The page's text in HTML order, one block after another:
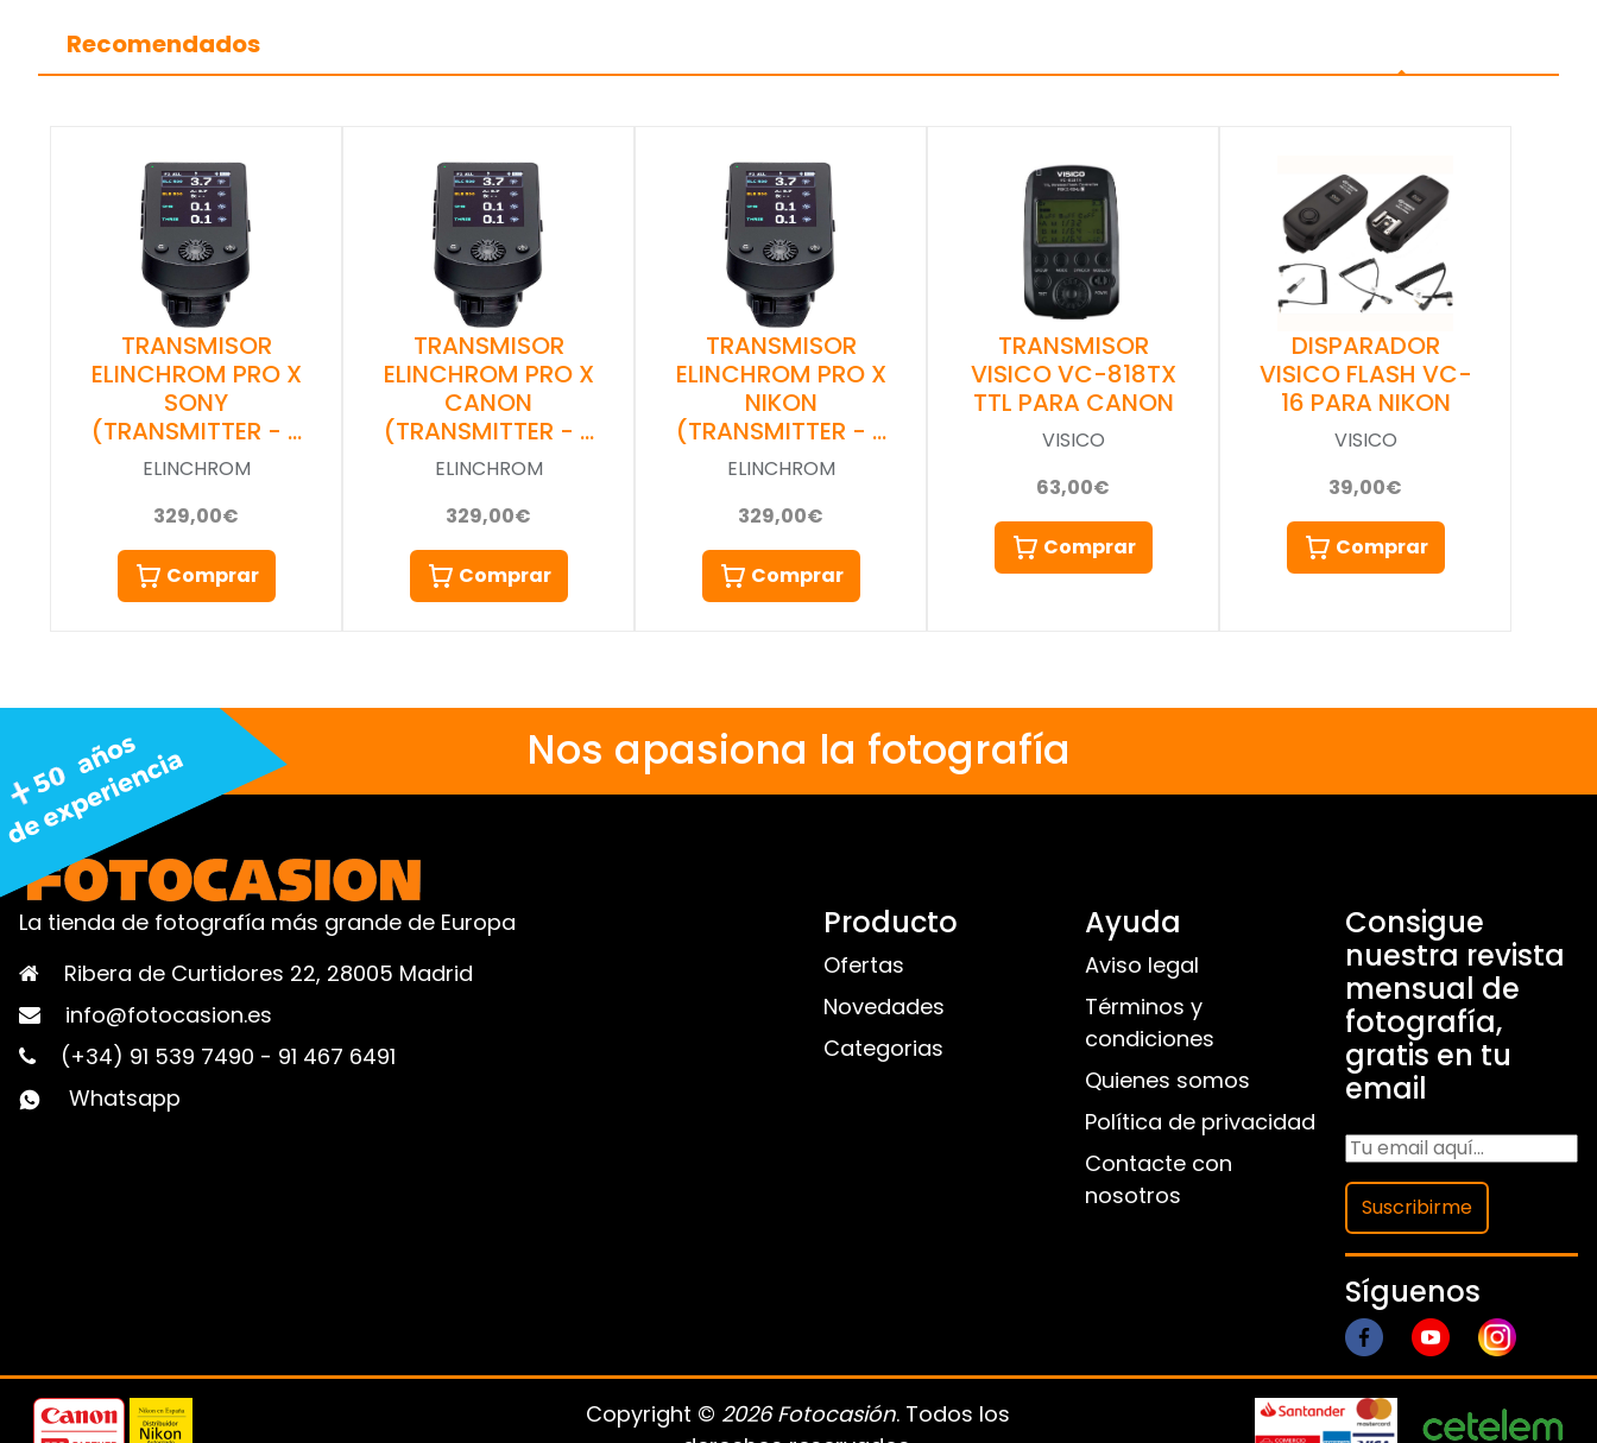
Recomendados
TRANSMISOR
ELINCHROM PRO X
SONY
(TRANSMITTER - …
ELINCHROM
329,00€
Comprar
TRANSMISOR
ELINCHROM PRO X
CANON
(TRANSMITTER - …
ELINCHROM
329,00€
Comprar
TRANSMISOR
ELINCHROM PRO X
NIKON
(TRANSMITTER - …
ELINCHROM
329,00€
Comprar
TRANSMISOR
VISICO VC-818TX
TTL PARA CANON
VISICO
63,00€
Comprar
DISPARADOR
VISICO FLASH VC-
16 PARA NIKON
VISICO
39,00€
Comprar
Nos apasiona la fotografía
La tienda de fotografía más grande de Europa
Ribera de Curtidores 22, 28005 Madrid
info@fotocasion.es
(+34) 91 539 7490 - 91 467 6491
Whatsapp
Producto
Ofertas
Novedades
Categorias
Ayuda
Aviso legal
Términos y
condiciones
Quienes somos
Política de privacidad
Contacte con
nosotros
Consigue
nuestra revista
mensual de
fotografía,
gratis en tu
email
Suscribirme
Síguenos
Copyright © 2026 Fotocasión. Todos los